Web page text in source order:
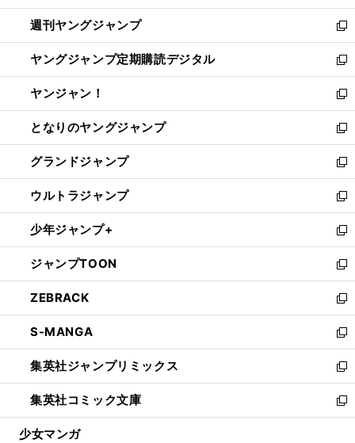
開
く
ウ
で
開
く
ン
ド
ウ
で
開
く
ウ
ィ
ン
ド
ウ
で
開
く
週刊ヤングジャンプ
新
し
い
ウ
ィ
ン
ド
ウ
で
開
く
ヤングジャンプ定期購読デジタル
新
し
い
ウ
ィ
ン
ド
ウ
で
開
く
ヤンジャン！
新
し
い
ウ
ィ
ン
ド
ウ
で
開
く
となりのヤングジャンプ
新
し
い
ウ
ィ
ン
ド
ウ
で
開
く
グランドジャンプ
新
し
い
ウ
ィ
ン
ド
ウ
で
開
く
ウルトラジャンプ
新
し
い
ウ
ィ
ン
ド
ウ
で
開
く
少年ジャンプ+
新
し
い
ウ
ィ
ン
ド
ウ
で
開
く
ジャンプTOON
新
し
い
ウ
ィ
ン
ド
ウ
で
開
ZEBRACK
新
し
い
ウ
ィ
ン
ド
ウ
S-MANGA
新
し
い
ウ
ィ
ン
集英社ジャンプリミックス
新
し
い
ウ
集英社コミック文庫
新
し
少女マンガ